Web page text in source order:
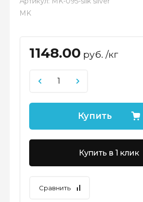
MK
1148.00 руб. /кг
Купить
Купить в 1 клик
Сравнить